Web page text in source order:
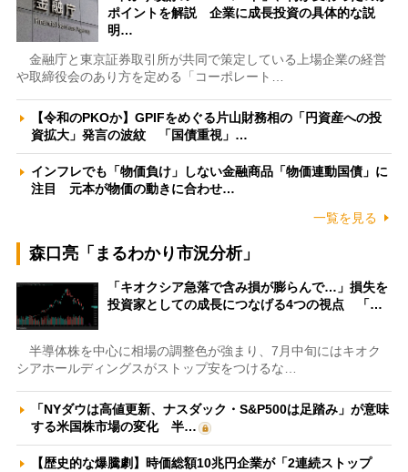
ポイントを解説 企業に成長投資の具体的な説
明…
金融庁と東京証券取引所が共同で策定している上場企業の経営
や取締役会のあり方を定める「コーポレート…
【令和のPKOか】GPIFをめぐる片山財務相の「円資産への投
資拡大」発言の波紋 「国債重視」…
インフレでも「物価負け」しない金融商品「物価連動国債」に
注目 元本が物価の動きに合わせ…
一覧を見る
森口亮「まるわかり市況分析」
「キオクシア急落で含み損が膨らんで…」損失を
投資家としての成長につなげる4つの視点 「…
半導体株を中心に相場の調整色が強まり、7月中旬にはキオク
シアホールディングスがストップ安をつけるな…
「NYダウは高値更新、ナスダック・S&P500は足踏み」が意味
する米国株市場の変化 半…
【歴史的な爆騰劇】時価総額10兆円企業が「2連続ストップ